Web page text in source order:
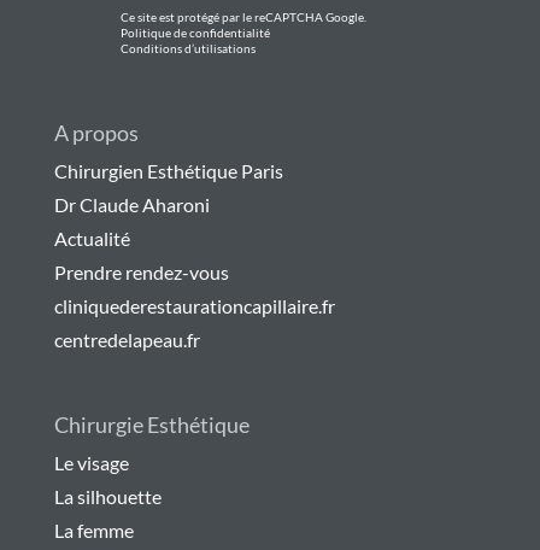
Ce site est protégé par le reCAPTCHA Google.
Politique de confidentialité
Conditions d’utilisations
A propos
Chirurgien Esthétique Paris
Dr Claude Aharoni
Actualité
Prendre rendez-vous
cliniquederestaurationcapillaire.fr
centredelapeau.fr
Chirurgie Esthétique
Le visage
La silhouette
La femme